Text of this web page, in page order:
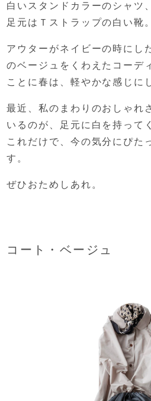
白いスタンドカラーのシャツ
足元はＴストラップの白い靴。
アウターがネイビーの時にし
のベージュをくわえたコーデ
ことに春は、軽やかな感じに
最近、私のまわりのおしゃれ
いるのが、
足元に白を持って
これだけで、今の気分にぴた
す。
ぜひおためしあれ。
コート・ベージュ